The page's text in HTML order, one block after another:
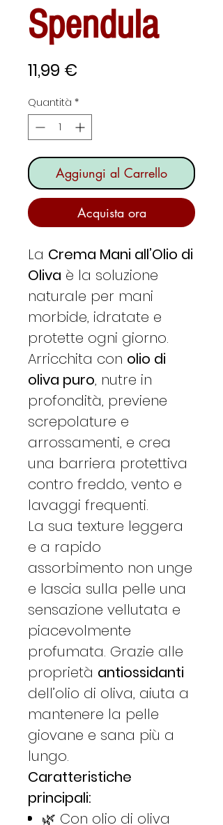
Spendula
11,99 €
Quantità *
Aggiungi al Carrello
Acquista ora
La Crema Mani all’Olio di
Oliva è la soluzione
naturale per mani
morbide, idratate e
protette ogni giorno.
Arricchita con olio di
oliva puro, nutre in
profondità, previene
screpolature e
arrossamenti, e crea
una barriera protettiva
contro freddo, vento e
lavaggi frequenti.
La sua texture leggera
e a rapido
assorbimento non unge
e lascia sulla pelle una
sensazione vellutata e
piacevolmente
profumata. Grazie alle
proprietà antiossidanti
dell’olio di oliva, aiuta a
mantenere la pelle
giovane e sana più a
lungo.
Caratteristiche
principali:
🌿 Con olio di oliva